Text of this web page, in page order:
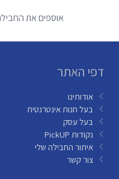
אוספים את
דפי האתר
אודותינו
בעל חנות אינטרנטית
בעל עסק
נקודות PickUP
איתור החבילה שלי
צור קשר